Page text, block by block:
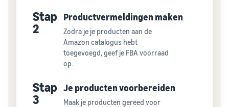
Stap
2
Productvermeldingen maken
Zodra je je producten aan de
Amazon catalogus hebt
toegevoegd, geef je FBA voorraad
op.
Stap
3
Je producten voorbereiden
Maak je producten gereed voor